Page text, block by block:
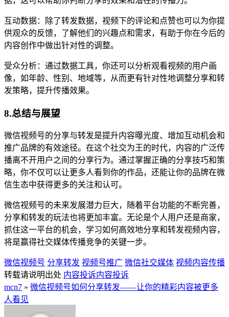
互动数据：除了转发数据，视频下的评论和点赞也可以为你提
供观众的反馈，了解他们的兴趣点和需求，有助于你在今后的
内容创作中做出针对性的调整。
受众分析：通过数据工具，你还可以分析观看视频的用户画
像，如年龄、性别、地域等，从而更有针对性地调整分享和转
发策略，提升传播效果。
8.总结与展望
微信视频号的分享与转发是提升内容曝光度、增加互动机会和
推广品牌的有效途径。在这个社交为王的时代，内容的广泛传
播离不开用户之间的分享行为。通过掌握正确的分享技巧和策
略，你不仅可以让更多人看到你的作品，还能让你的品牌在微
信生态中获得更多的关注和认可。
微信视频号的未来发展潜力巨大，随着平台功能的不断完善，
分享和转发的玩法也将更加丰富。无论是个人用户还是商家，
抓住这一平台的机会，学习如何高效地分享和转发视频内容，
将是赢得社交媒体传播竞争的关键一步。
微信视频号 分享转发 视频号推广 微信社交媒体 视频内容传播
转载请说明出处 内容投诉内容投诉
mcn7 » 微信视频号如何分享转发——让你的精彩内容被更多
人看见